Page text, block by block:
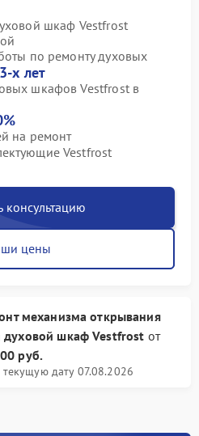
шкаф Vestfrost
по ремонту духовых
х лет
шкафов Vestfrost в
на ремонт
Vestfrost
консультацию
цены
механизма открывания
духовой шкаф Vestfrost от
руб.
дату 07.08.2026